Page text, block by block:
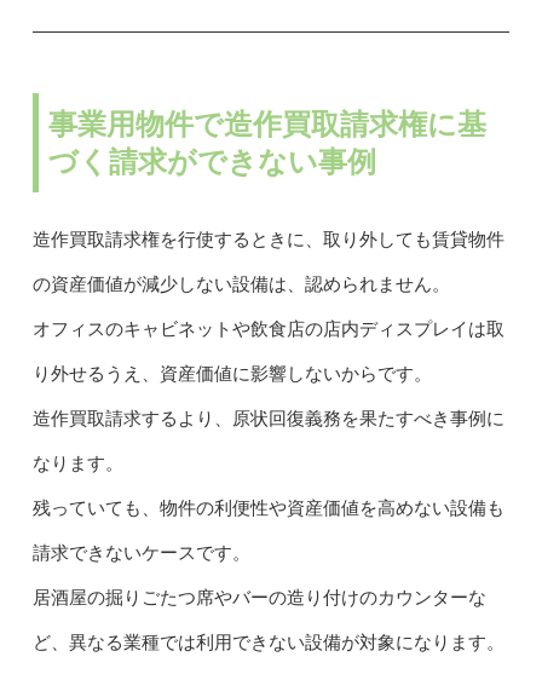
事業用物件で造作買取請求権に基
づく請求ができない事例
造作買取請求権を行使するときに、取り外しても賃貸物件
の資産価値が減少しない設備は、認められません。
オフィスのキャビネットや飲食店の店内ディスプレイは取
り外せるうえ、資産価値に影響しないからです。
造作買取請求するより、原状回復義務を果たすべき事例に
なります。
残っていても、物件の利便性や資産価値を高めない設備も
請求できないケースです。
居酒屋の掘りごたつ席やバーの造り付けのカウンターな
ど、異なる業種では利用できない設備が対象になります。